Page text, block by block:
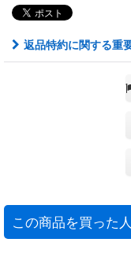
返品特約に関する重
この商品を買った